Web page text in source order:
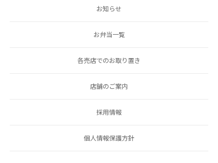
お知らせ
お弁当一覧
各売店でのお取り置き
店舗のご案内
採用情報
個人情報保護方針